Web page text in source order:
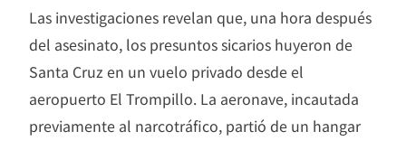
Las investigaciones revelan que, una hora después
del asesinato, los presuntos sicarios huyeron de
Santa Cruz en un vuelo privado desde el
aeropuerto El Trompillo. La aeronave, incautada
previamente al narcotráfico, partió de un hangar